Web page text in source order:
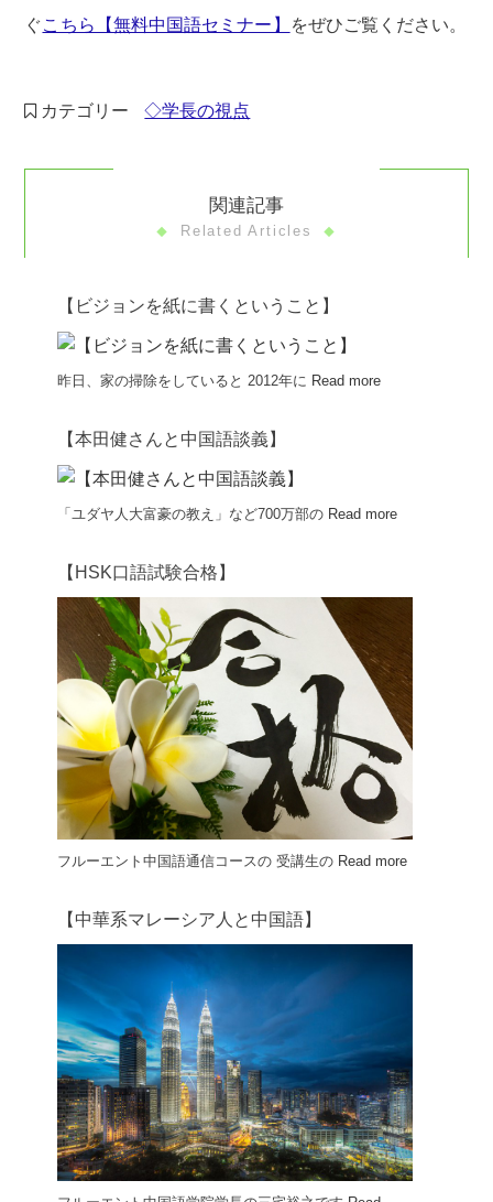
ぐこちら【無料中国語セミナー】 をぜひご覧ください。
カテゴリー ◇学長の視点
関連記事
Related Articles
【ビジョンを紙に書くということ】
昨日、家の掃除をしていると 2012年に Read more
【本田健さんと中国語談義】
「ユダヤ人大富豪の教え」など700万部の Read more
【HSK口語試験合格】
フルーエント中国語通信コースの 受講生の Read more
【中華系マレーシア人と中国語】